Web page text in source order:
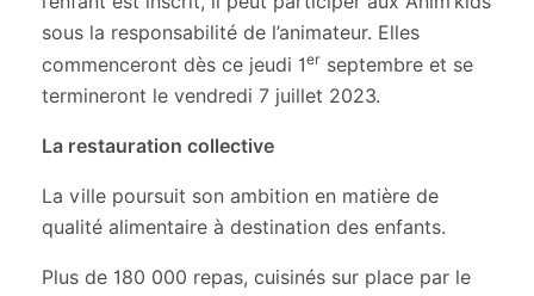
sous la responsabilité de l’animateur. Elles
commenceront dès ce jeudi 1er septembre et se
termineront le vendredi 7 juillet 2023.
La restauration collective
La ville poursuit son ambition en matière de
qualité alimentaire à destination des enfants.
Plus de 180 000 repas, cuisinés sur place par le